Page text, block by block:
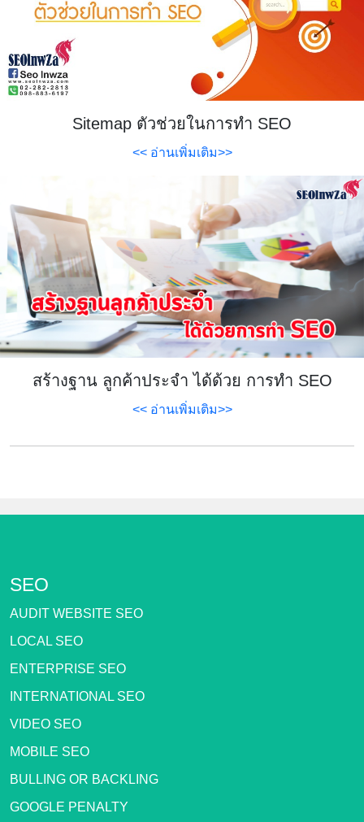
Sitemap ตัวช่วยในการทำ SEO
<< อ่านเพิ่มเติม>>
สร้างฐาน ลูกค้าประจำ ได้ด้วย การทำ SEO
<< อ่านเพิ่มเติม>>
SEO
AUDIT WEBSITE SEO
LOCAL SEO
ENTERPRISE SEO
INTERNATIONAL SEO
VIDEO SEO
MOBILE SEO
BULLING OR BACKLING
GOOGLE PENALTY